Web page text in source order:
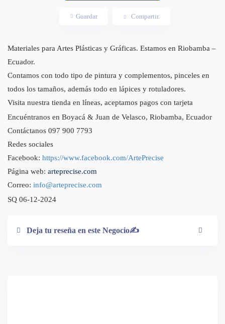
Guardar Compartir.
Materiales para Artes Plásticas y Gráficas. Estamos en Riobamba –
Ecuador.
Contamos con todo tipo de pintura y complementos, pinceles en
todos los tamaños, además todo en lápices y rotuladores.
Visita nuestra tienda en líneas, aceptamos pagos con tarjeta
Encuéntranos en Boyacá & Juan de Velasco, Riobamba, Ecuador
Contáctanos 097 900 7793
Redes sociales
Facebook: https://www.facebook.com/ArtePrecise
Página web: arteprecise.com
Correo: info@arteprecise.com
SQ 06-12-2024
Deja tu reseña en este Negocio✍